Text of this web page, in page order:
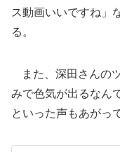
ス動画いいですね」
る。
また、深田さんの
みで色気が出るなん
といった声もあがっ